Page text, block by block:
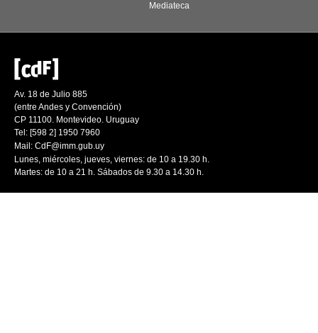
Mediateca
Av. 18 de Julio 885
(entre Andes y Convención)
CP 11100. Montevideo. Uruguay
Tel: [598 2] 1950 7960
Mail: CdF@imm.gub.uy
Lunes, miércoles, jueves, viernes: de 10 a 19.30 h.
Martes: de 10 a 21 h. Sábados de 9.30 a 14.30 h.